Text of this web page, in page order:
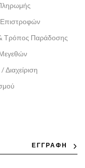
Επιστροφών
Τρόπος Παράδοσης
Διαχείριση
ΕΓΓΡΑΦΗ